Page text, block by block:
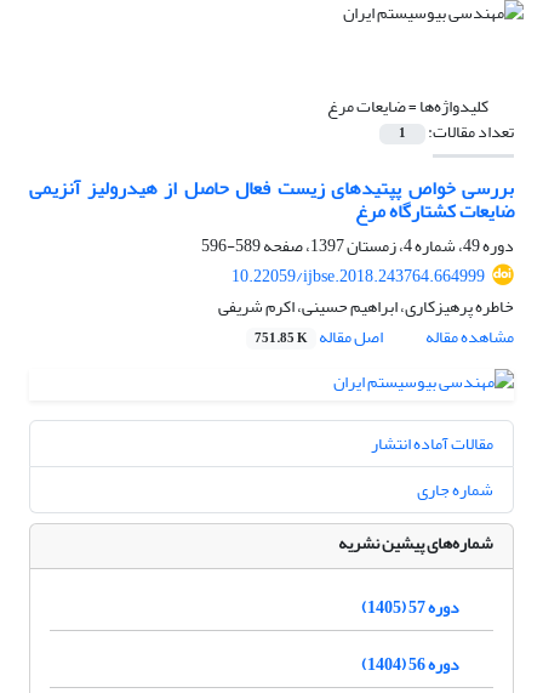
کلیدواژه‌ها =ضایعات مرغ
تعداد مقالات: 1
بررسی خواص پپتیدهای زیست فعال حاصل از هیدرولیز آنزیمی
ضایعات کشتارگاه مرغ
دوره 49، شماره 4، زمستان 1397، صفحه
589-596
10.22059/ijbse.2018.243764.664999
خاطره پرهیزکاری، ابراهیم حسینی، اکرم شریفی
مشاهده مقاله
اصل مقاله 751.85 K
مقالات آماده انتشار
شماره جاری
شماره‌های پیشین نشریه
دوره 57 (1405)
دوره 56 (1404)